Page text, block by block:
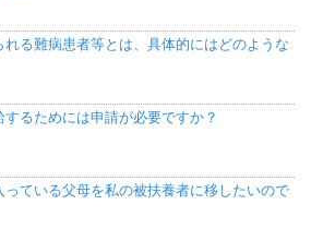
れる難病患者等とは、具体的にはどのような
るためには申請が必要ですか？
っている父母を私の被扶養者に移したいので